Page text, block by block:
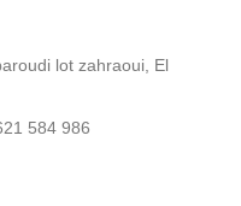
lot zahraoui, El
584 986